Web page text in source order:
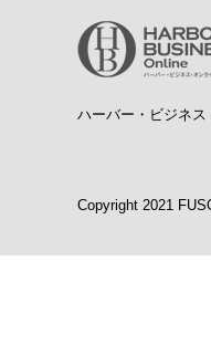
ハーバー・ビジネ
Copyright 2021